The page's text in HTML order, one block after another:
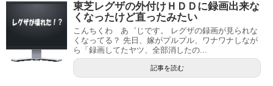
東芝レグザの外付けＨＤＤに録画出来な
くなったけど直ったみたい
こんちくわ あ゛じです。 レグザの録画が見られな
くなってる？ 先日、嫁がプルプル、ワナワナしなが
ら「録画してたヤツ、全部消したの...
記事を読む